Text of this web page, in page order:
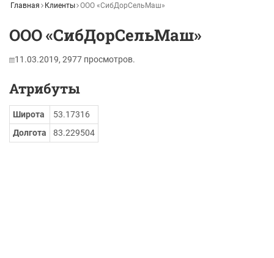
Главная Клиенты ООО «СибДорСельМаш»
ООО «СибДорСельМаш»
11.03.2019, 2977 просмотров.
Атрибуты
Широта
53.17316
Долгота
83.229504